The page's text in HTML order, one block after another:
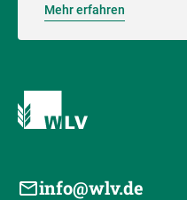
Mehr erfahren
info@wlv.de